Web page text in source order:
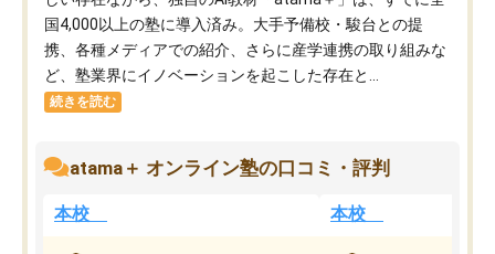
国4,000以上の塾に導入済み。大手予備校・駿台との提
携、各種メディアでの紹介、さらに産学連携の取り組みな
ど、塾業界にイノベーションを起こした存在と...
続きを読む
atama＋ オンライン塾の口コミ・評判
本校 本校